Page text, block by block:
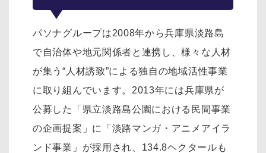
パソナグループは2008年から兵庫県淡路島
で自治体や地元関係者と連携し、様々な人材
が集う“人材誘致”による独自の地域活性事業
に取り組んでいます。2013年には兵庫県が
公募した「県立淡路島公園における民間事業
の企画提案」に「淡路マンガ・アニメアイラ
ンド事業」が採用され、134.8ヘクタールも